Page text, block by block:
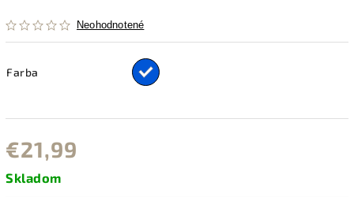
Neohodnotené
Farba
€21,99
Skladom